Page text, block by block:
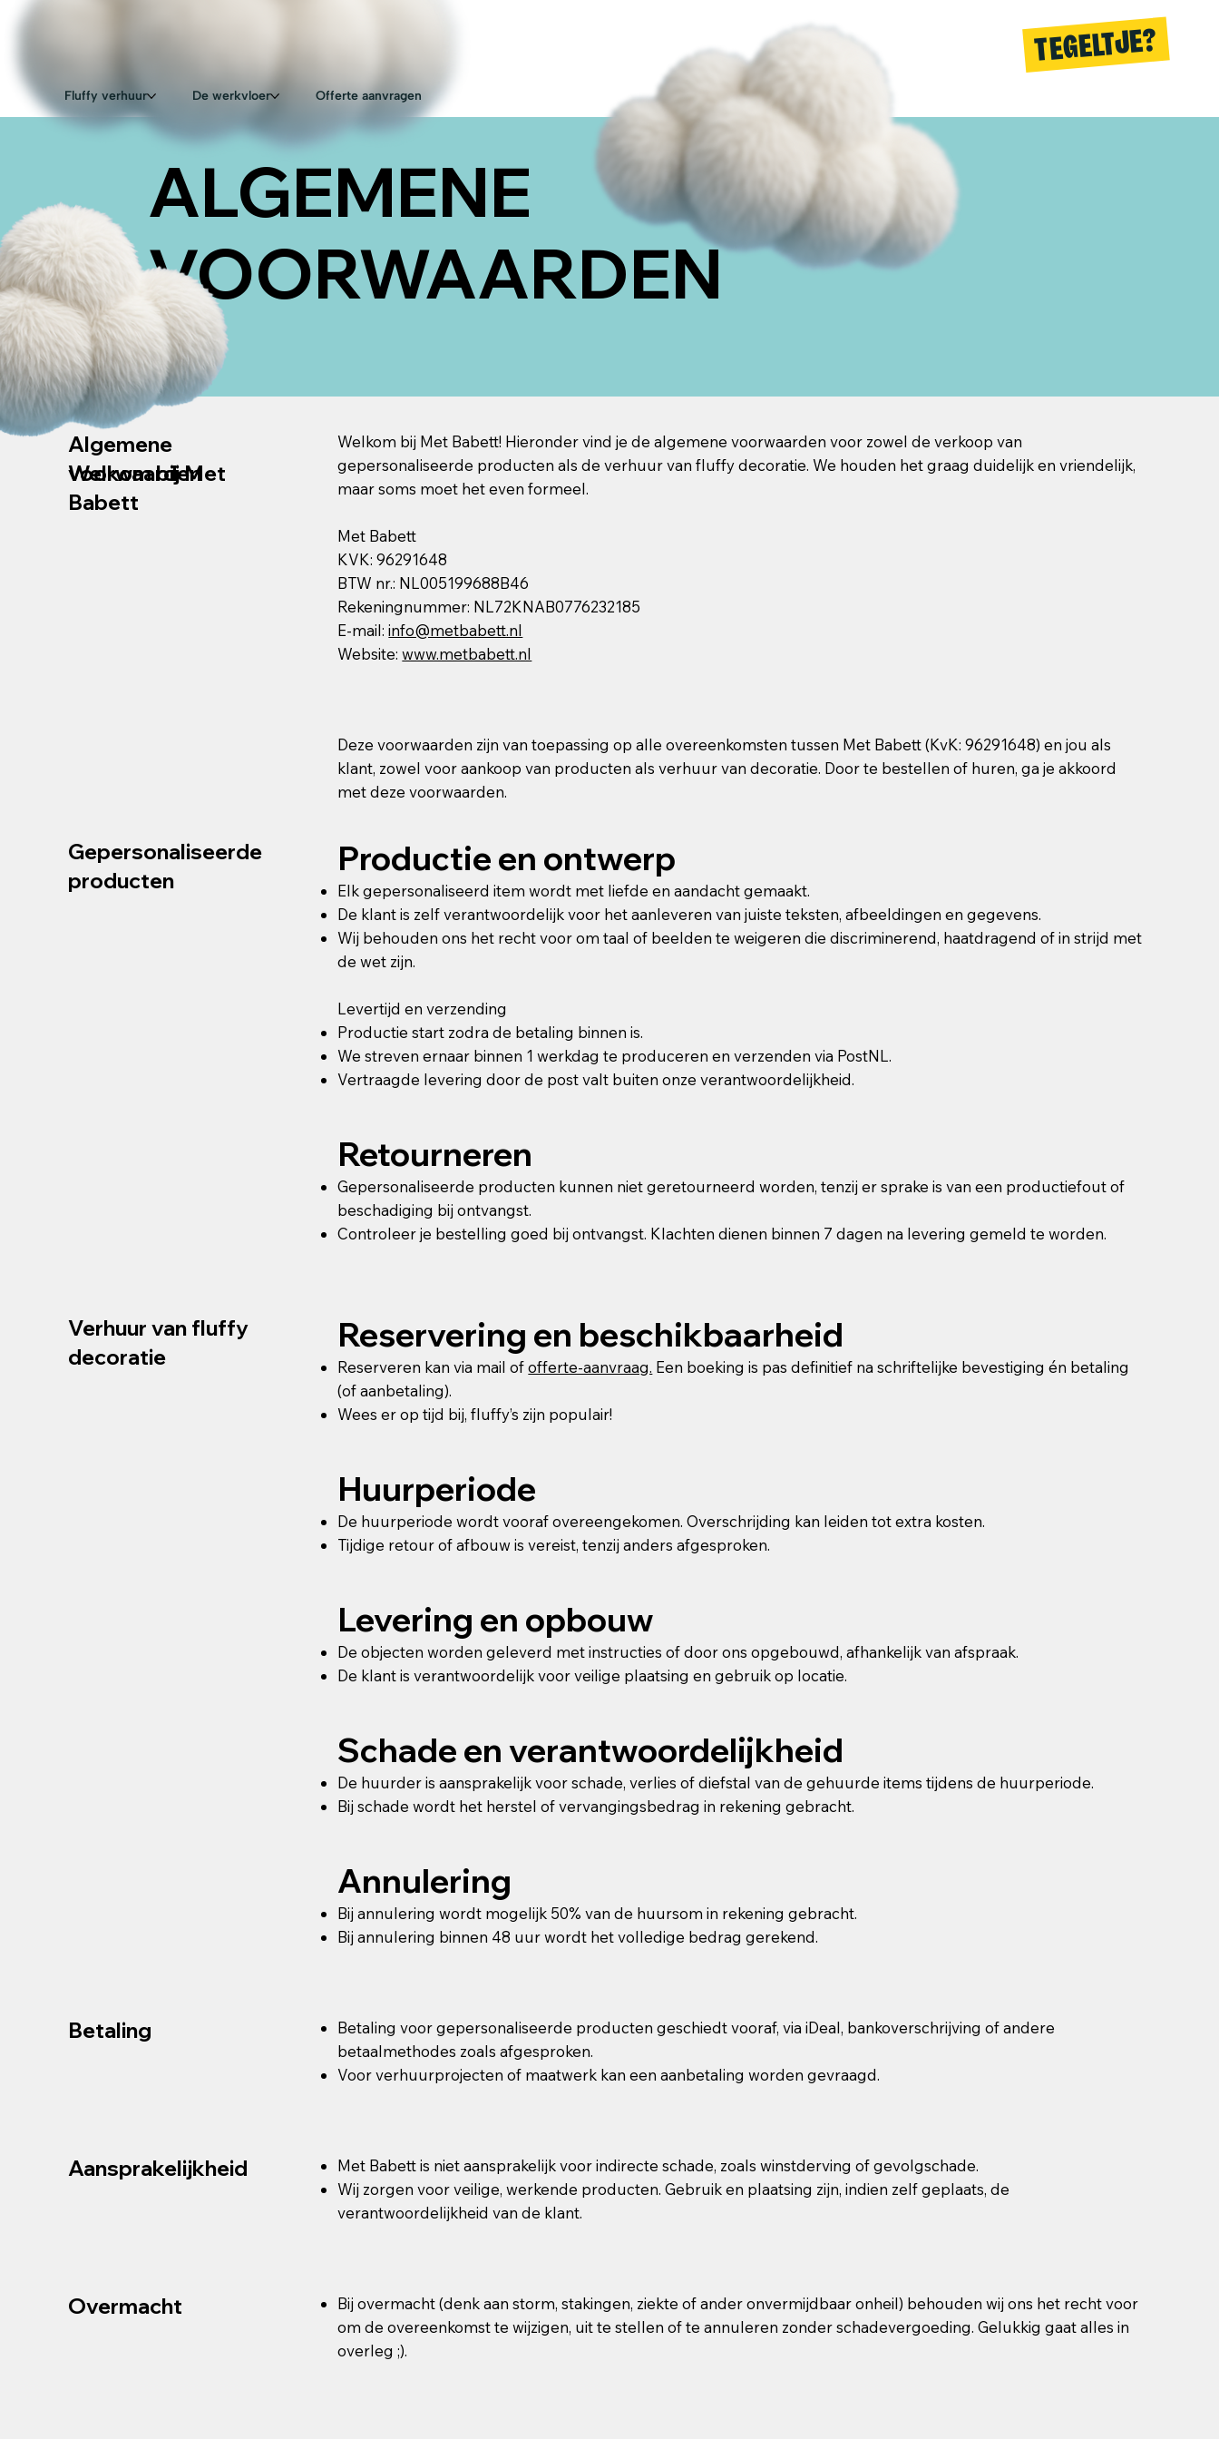
Fluffy verhuur De werkvloer Offerte aanvragen
TEGELTJE?
Algemene
voorwaarden
Welkom bij Met
Babett
Welkom bij Met Babett! Hieronder vind je de algemene voorwaarden voor zowel de verkoop van
gepersonaliseerde producten als de verhuur van fluffy decoratie. We houden het graag duidelijk en vriendelijk,
maar soms moet het even formeel.
Met Babett
KVK: 96291648
BTW nr.: NL005199688B46
Rekeningnummer: NL72KNAB0776232185
E-mail:info@metbabett.nl
Website:www.metbabett.nl
ALGEMENE
VOORWAARDEN
Deze voorwaarden zijn van toepassing op alle overeenkomsten tussen Met Babett (KvK: 96291648) en jou als
klant, zowel voor aankoop van producten als verhuur van decoratie. Door te bestellen of huren, ga je akkoord
met deze voorwaarden.
Gepersonaliseerde
producten
Productie en ontwerp
Elk gepersonaliseerd item wordt met liefde en aandacht gemaakt.
De klant is zelf verantwoordelijk voor het aanleveren van juiste teksten, afbeeldingen en gegevens.
Wij behouden ons het recht voor om taal of beelden te weigeren die discriminerend, haatdragend of in strijd met
de wet zijn.
Levertijd en verzending
Productie start zodra de betaling binnen is.
We streven ernaar binnen 1 werkdag te produceren en verzenden via PostNL.
Vertraagde levering door de post valt buiten onze verantwoordelijkheid.
Retourneren
Gepersonaliseerde producten kunnen niet geretourneerd worden, tenzij er sprake is van een productiefout of
beschadiging bij ontvangst.
Controleer je bestelling goed bij ontvangst. Klachten dienen binnen 7 dagen na levering gemeld te worden.
Verhuur van fluffy
decoratie
Reservering en beschikbaarheid
Reserveren kan via mail ofofferte-aanvraag. Een boeking is pas definitief na schriftelijke bevestiging én betaling
(of aanbetaling).
Wees er op tijd bij, fluffy’s zijn populair!
Huurperiode
De huurperiode wordt vooraf overeengekomen. Overschrijding kan leiden tot extra kosten.
Tijdige retour of afbouw is vereist, tenzij anders afgesproken.
Levering en opbouw
De objecten worden geleverd met instructies of door ons opgebouwd, afhankelijk van afspraak.
De klant is verantwoordelijk voor veilige plaatsing en gebruik op locatie.
Schade en verantwoordelijkheid
De huurder is aansprakelijk voor schade, verlies of diefstal van de gehuurde items tijdens de huurperiode.
Bij schade wordt het herstel of vervangingsbedrag in rekening gebracht.
Annulering​
Bij annulering wordt mogelijk 50% van de huursom in rekening gebracht.
Bij annulering binnen 48 uur wordt het volledige bedrag gerekend.
Betaling
Betaling voor gepersonaliseerde producten geschiedt vooraf, via iDeal, bankoverschrijving of andere
betaalmethodes zoals afgesproken.
Voor verhuurprojecten of maatwerk kan een aanbetaling worden gevraagd.
Aansprakelijkheid
Met Babett is niet aansprakelijk voor indirecte schade, zoals winstderving of gevolgschade.
Wij zorgen voor veilige, werkende producten. Gebruik en plaatsing zijn, indien zelf geplaats, de
verantwoordelijkheid van de klant.
Overmacht
Bij overmacht (denk aan storm, stakingen, ziekte of ander onvermijdbaar onheil) behouden wij ons het recht voor
om de overeenkomst te wijzigen, uit te stellen of te annuleren zonder schadevergoeding. Gelukkig gaat alles in
overleg ;).